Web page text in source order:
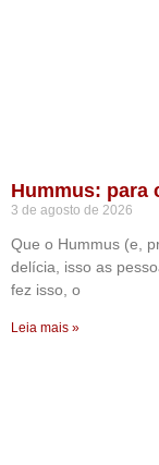
Hummus: para
3 de agosto de 2026
Que o Hummus (e,
delícia, isso as
fez isso, o
Leia mais »